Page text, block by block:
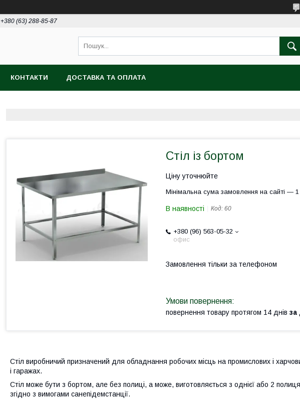
+380 (63) 288-85-87
КОНТАКТИ ДОСТАВКА ТА ОПЛАТА
Стіл із бортом
Ціну уточнюйте
Мінімальна сума замовлення на сайті —
В наявності Код: 60
+380 (96) 563-05-32
офис
Замовлення тільки за телефоном
повернення товару протягом 14 днів за
Стіл виробничий призначений для обладнання робочих місць на промислових і
і гаражах.
Стіл може бути з бортом, але без полиці, а може, виготовляється з однієї або 2
згідно з вимогами санепідемстанції.